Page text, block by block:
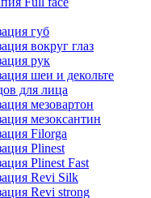
губ
вокруг глаз
рук
шеи и декольте
для лица
мезовартон
мезоксантин
Filorga
Plinest
Plinest Fast
Revi Silk
Revi strong